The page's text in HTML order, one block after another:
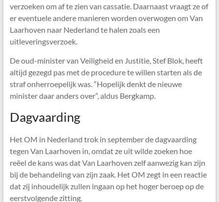
verzoeken om af te zien van cassatie. Daarnaast vraagt ze of
er eventuele andere manieren worden overwogen om Van
Laarhoven naar Nederland te halen zoals een
uitleveringsverzoek.
De oud-minister van Veiligheid en Justitie, Stef Blok, heeft
altijd gezegd pas met de procedure te willen starten als de
straf onherroepelijk was. “Hopelijk denkt de nieuwe
minister daar anders over”, aldus Bergkamp.
Dagvaarding
Het OM in Nederland trok in september de dagvaarding
tegen Van Laarhoven in, omdat ze uit wilde zoeken hoe
reëel de kans was dat Van Laarhoven zelf aanwezig kan zijn
bij de behandeling van zijn zaak. Het OM zegt in een reactie
dat zij inhoudelijk zullen ingaan op het hoger beroep op de
eerstvolgende zitting.